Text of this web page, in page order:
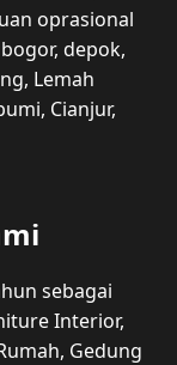
oprasional
depok,
Lemah
Cianjur,
sebagai
Interior,
Gedung